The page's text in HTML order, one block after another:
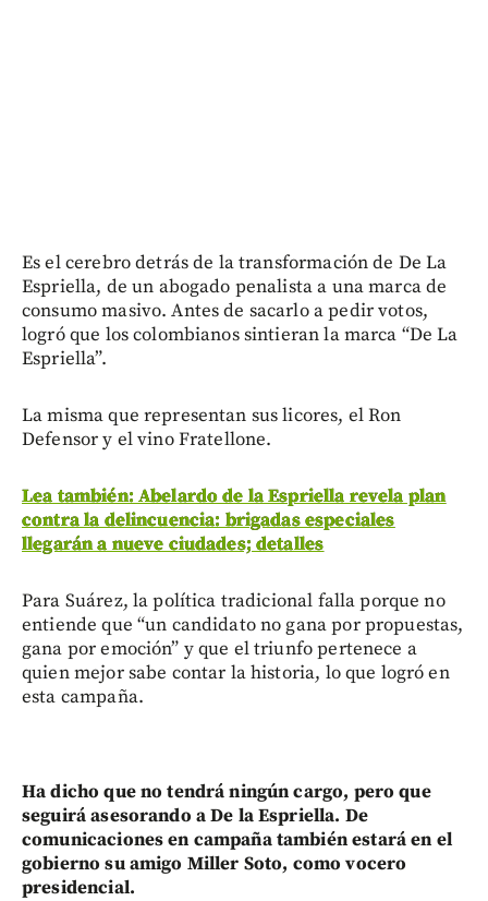
Es el cerebro detrás de la transformación de De La
Espriella, de un abogado penalista a una marca de
consumo masivo. Antes de sacarlo a pedir votos,
logró que los colombianos sintieran la marca “De La
Espriella”.
La misma que representan sus licores, el Ron
Defensor y el vino Fratellone.
Lea también: Abelardo de la Espriella revela plan
contra la delincuencia: brigadas especiales
llegarán a nueve ciudades; detalles
Para Suárez, la política tradicional falla porque no
entiende que “un candidato no gana por propuestas,
gana por emoción” y que el triunfo pertenece a
quien mejor sabe contar la historia, lo que logró en
esta campaña.
Ha dicho que no tendrá ningún cargo, pero que
seguirá asesorando a De la Espriella. De
comunicaciones en campaña también estará en el
gobierno su amigo Miller Soto, como vocero
presidencial.